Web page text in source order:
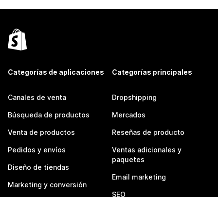
Categorías de aplicaciones
Canales de venta
Búsqueda de productos
Venta de productos
Pedidos y envíos
Diseño de tiendas
Marketing y conversión
Categorías principales
Dropshipping
Mercados
Reseñas de producto
Ventas adicionales y
paquetes
Email marketing
SEO